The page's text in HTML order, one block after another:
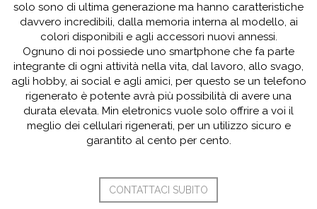
solo sono di ultima generazione ma hanno caratteristiche
davvero incredibili, dalla memoria interna al modello, ai
colori disponibili e agli accessori nuovi annessi.
Ognuno di noi possiede uno smartphone che fa parte
integrante di ogni attività nella vita, dal lavoro, allo svago,
agli hobby, ai social e agli amici, per questo se un telefono
rigenerato è potente avrà più possibilità di avere una
durata elevata. Min eletronics vuole solo offrire a voi il
meglio dei cellulari rigenerati, per un utilizzo sicuro e
garantito al cento per cento.
CONTATTACI SUBITO